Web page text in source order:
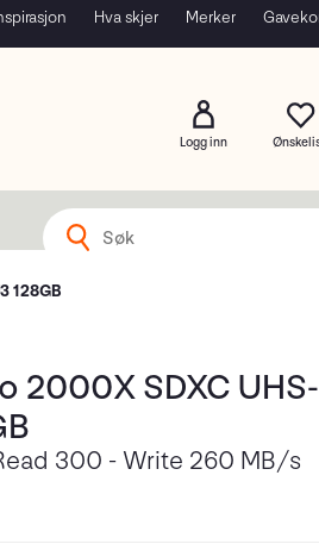
Hva skjer Merker
Logg inn
128GB
2000X SDXC
300 - Write 260 MB/s